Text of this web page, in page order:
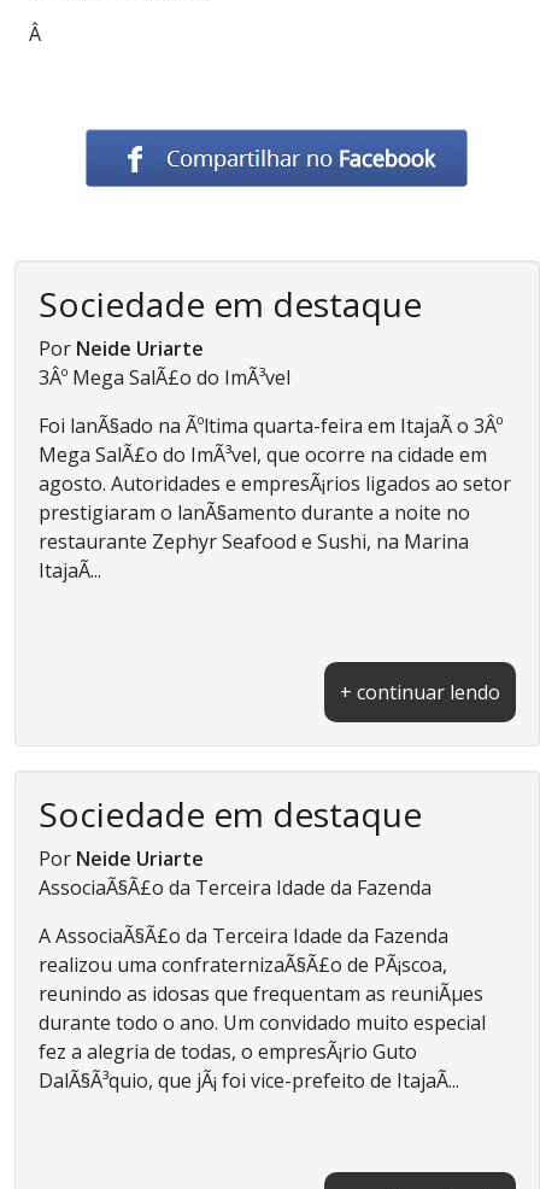
Â
Sociedade em destaque
Por Neide Uriarte
3Âº Mega SalÃ£o do ImÃ³vel
Foi lanÃ§ado na Ãºltima quarta-feira em ItajaÃ­ o 3Âº
Mega SalÃ£o do ImÃ³vel, que ocorre na cidade em
agosto. Autoridades e empresÃ¡rios ligados ao setor
prestigiaram o lanÃ§amento durante a noite no
restaurante Zephyr Seafood e Sushi, na Marina
ItajaÃ­...
+ continuar lendo
Sociedade em destaque
Por Neide Uriarte
AssociaÃ§Ã£o da Terceira Idade da Fazenda
A AssociaÃ§Ã£o da Terceira Idade da Fazenda
realizou uma confraternizaÃ§Ã£o de PÃ¡scoa,
reunindo as idosas que frequentam as reuniÃµes
durante todo o ano. Um convidado muito especial
fez a alegria de todas, o empresÃ¡rio Guto
DalÃ§Ã³quio, que jÃ¡ foi vice-prefeito de ItajaÃ­...